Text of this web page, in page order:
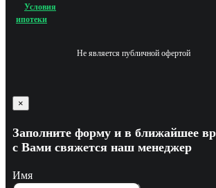
Условия
ипотеки
Не является публичной офертой
×
Заполните форму и в ближайшее
с Вами свяжется наш менеджер
Имя